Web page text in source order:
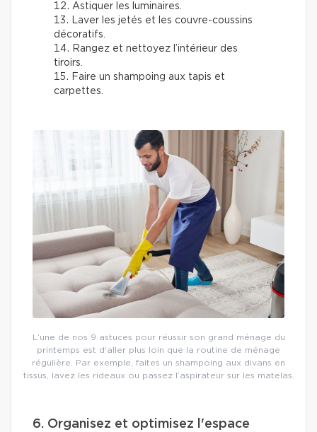
Astiquer les luminaires.
Laver les jetés et les couvre-coussins
décoratifs.
Rangez et nettoyez l’intérieur des
tiroirs.
Faire un shampoing aux tapis et
carpettes.
L’une de nos 9 astuces pour réussir son grand ménage du
printemps est d’aller plus loin que la routine de ménage
régulière. Par exemple, faites un shampoing aux divans en
tissus, lavez les rideaux ou passez l’aspirateur sur les matelas.
6. Organisez et optimisez l'espace